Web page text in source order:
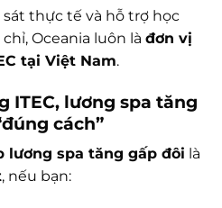
thực tế và hỗ trợ học
Oceania luôn là đơn vị
tại Việt Nam.
ITEC, lương spa tăng
cách”
lương spa tăng gấp đôi là
, nếu bạn: